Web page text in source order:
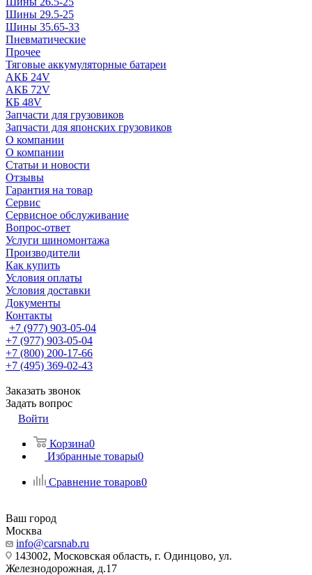
Шины 29.5-25
Шины 35.65-33
Пневматические
Прочее
Тяговые аккумуляторные батареи
АКБ 24V
АКБ 72V
КБ 48V
Запчасти для грузовиков
Запчасти для японских грузовиков
О компании
О компании
Статьи и новости
Отзывы
Гарантия на товар
Сервис
Сервисное обслуживание
Вопрос-ответ
Услуги шиномонтажа
Производители
Как купить
Условия оплаты
Условия доставки
Документы
Контакты
+7 (977) 903-05-04
+7 (977) 903-05-04
+7 (800) 200-17-66
+7 (495) 369-02-43
Заказать звонок
Задать вопрос
Войти
Корзина0
Избранные товары0
Сравнение товаров0
Ваш город
Москва
info@carsnab.ru
143002, Московская область, г. Одинцово, ул.
Железнодорожная, д.17